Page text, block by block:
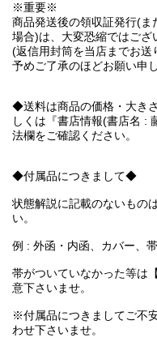
※重要※
商品発送後の領収証発行(
場合)は、大変恐縮ではござ
(返信用封筒を当店までお送
予めご了承のほどお願い申
◆送料は商品の価格・大き
しくは『書店情報(書店名 :
法欄をご確認ください。
◆付属品につきまして◆
状態解説に記載のないもの
い。
例 : 外函・内函、カバー、
帯がついていなかった等は
意下さいませ。
※付属品につきましてご不
わせ下さいませ。